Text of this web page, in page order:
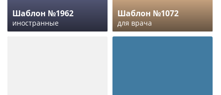
Шаблон №1962
иностранные
Шаблон №1072
для врача